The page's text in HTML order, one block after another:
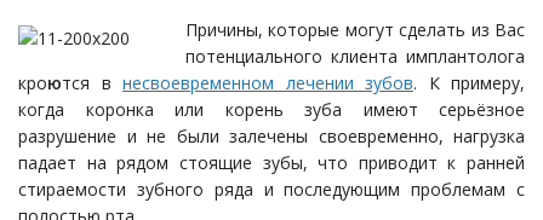
Причины, которые могут сделать из Вас
потенциального клиента имплантолога
кроются в несвоевременном лечении зубов. К примеру,
когда коронка или корень зуба имеют серьёзное
разрушение и не были залечены своевременно, нагрузка
падает на рядом стоящие зубы, что приводит к ранней
стираемости зубного ряда и последующим проблемам с